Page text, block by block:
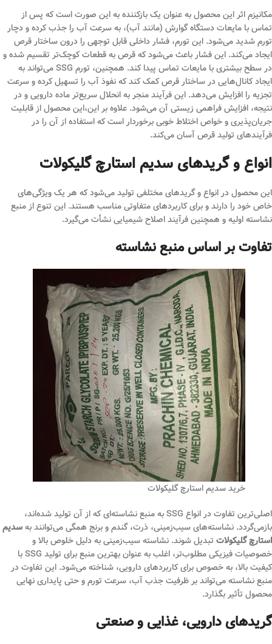
مکانیزم اثر این محصول به عنوان یک بازکننده به این صورت است که پس از
تماس با مایعات دستگاه گوارش (مانند آب)، به سرعت آب را جذب کرده و دچار
تورم شدید می‌شود. این تورم، فشار داخلی قابل توجهی را درون ساختار قرص
ایجاد می‌کند. این فشار باعث می‌شود که قرص به قطعات کوچک‌تر تقسیم شده و
در سطح بیشتری با مایعات تماس پیدا کند. همچنین، تورم SSG می‌تواند به
ایجاد کانال‌هایی در ساختار قرص کمک کند که نفوذ آب را تسهیل کرده و سرعت
تجزیه را افزایش می‌دهد. این فرآیند منجر به انحلال سریع‌تر ماده دارویی و در
نتیجه، افزایش فراهمی زیستی آن می‌شود. علاوه بر این،این محصول از قابلیت
جریان‌پذیری و خواص اختلاط خوبی برخوردار است که استفاده از آن را در
فرآیندهای تولید قرص آسان می‌کند.
انواع و گریدهای سدیم استارچ گلیکولات
این محصول در انواع و گریدهای مختلفی تولید می‌شود که هر یک ویژگی‌های
خاص خود را دارند و برای کاربردهای متفاوتی مناسب هستند. این تنوع از منبع
نشاسته اولیه و همچنین فرآیند اصلاح شیمیایی نشأت می‌گیرد.
تفاوت بر اساس منبع نشاسته
خرید سدیم استارچ گلیکولات
اصلی‌ترین تفاوت در انواع SSG به منبع نشاسته‌ای که از آن تولید شده‌اند،
بازمی‌گردد. نشاسته‌های سیب‌زمینی، ذرت، گندم و برنج همگی می‌توانند بهسدیم
استارچ گلیکولات تبدیل شوند. نشاسته سیب‌زمینی به دلیل خلوص بالا و
خصوصیات فیزیکی مطلوب‌تر، اغلب به عنوان بهترین منبع برای تولید SSG با
کیفیت بالا، به خصوص برای کاربردهای دارویی، شناخته می‌شود. این تفاوت در
منبع نشاسته می‌تواند بر ظرفیت جذب آب، سرعت تورم و حتی پایداری نهایی
محصول تأثیر بگذارد.
گریدهای دارویی، غذایی و صنعتی